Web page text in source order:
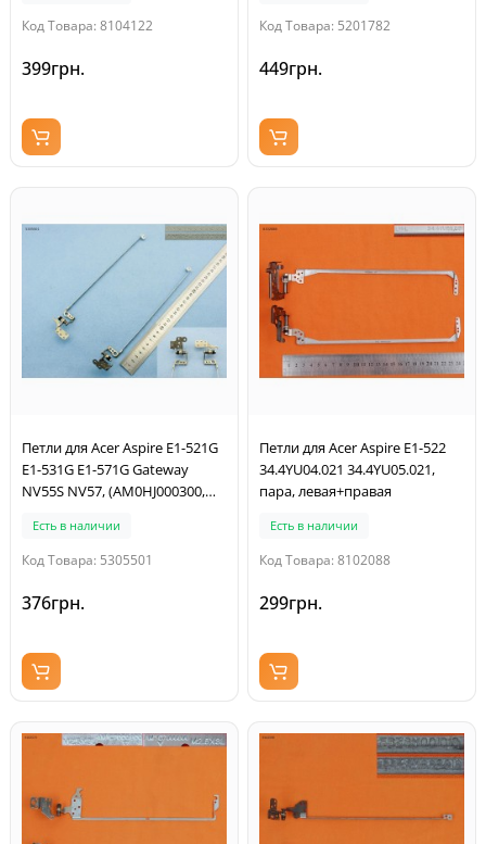
Код Товара: 8104122
399грн.
Код Товара: 5201782
449грн.
Петли для Acer Aspire E1-521G
E1-531G E1-571G Gateway
NV55S NV57, (AM0HJ000300,
левая+правая)
Есть в наличии
Код Товара: 5305501
376грн.
Петли для Acer Aspire E1-522
34.4YU04.021 34.4YU05.021,
пара, левая+правая
Есть в наличии
Код Товара: 8102088
299грн.